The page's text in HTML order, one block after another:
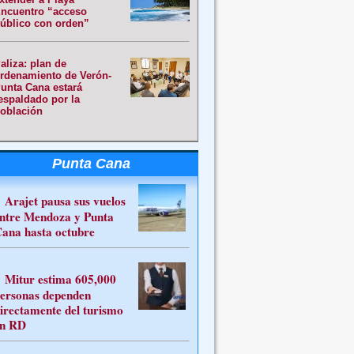
“acceso
con orden”
plan de
de Verón-
Cana estará
por la
Punta Cana
Arajet pausa sus vuelos
Mendoza y Punta
hasta octubre
Mitur estima 605,000
dependen
del turismo
RD